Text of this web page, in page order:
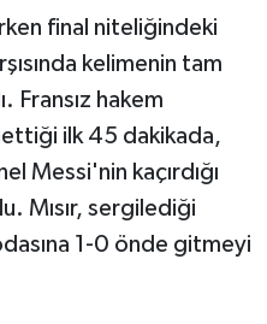
final niteliğindeki
kelimenin tam
Fransız hakem
ilk 45 dakikada,
Messi'nin kaçırdığı
Mısır, sergilediği
1-0 önde gitmeyi